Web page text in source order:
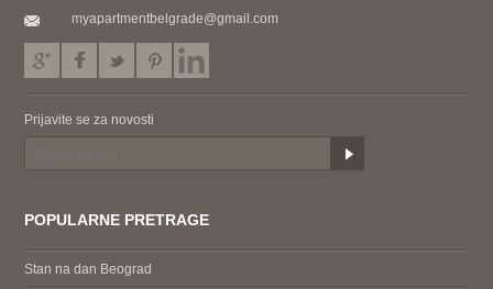
myapartmentbelgrade@gmail.com
Prijavite se za novosti
POPULARNE PRETRAGE
Stan na dan Beograd